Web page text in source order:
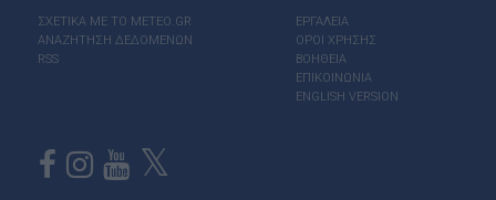
ΣΧΕΤΙΚΑ ΜΕ ΤΟ ΜΕΤΕΟ.GR
ΑΝΑΖΗΤΗΣΗ ΔΕΔΟΜΕΝΩΝ
RSS
ΕΡΓΑΛΕΙΑ
ΟΡΟΙ ΧΡΗΣΗΣ
ΒΟΗΘΕΙΑ
ΕΠΙΚΟΙΝΩΝΙΑ
ENGLISH VERSION